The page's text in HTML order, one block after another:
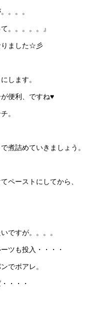
。。。
。。。。。』
りました☆彡
します。
便利、ですね♥
。
煮詰めていきましょう。
ペーストにしてから、
ですが。。。。
ツも投入・・・・
でポアレ。
・・・